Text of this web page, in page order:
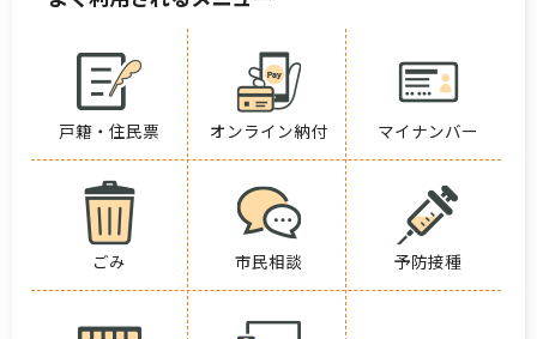
戸籍・住民票 オンライン納付 マイナンバー
ごみ 市民相談 予防接種